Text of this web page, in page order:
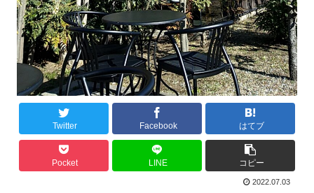
Twitter Facebook はてブ
Pocket LINE コピー
2022.07.03